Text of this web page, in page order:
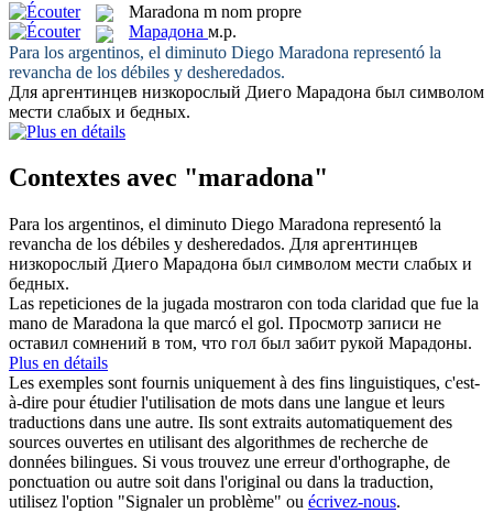
Maradona m nom propre
Марадона м.р.
Para los argentinos, el diminuto Diego Maradona representó la
revancha de los débiles y desheredados.
Для аргентинцев низкорослый Диего Марадона был символом
мести слабых и бедных.
Contextes avec "maradona"
Para los argentinos, el diminuto Diego Maradona representó la
revancha de los débiles y desheredados. Для аргентинцев
низкорослый Диего Марадона был символом мести слабых и
бедных.
Las repeticiones de la jugada mostraron con toda claridad que fue la
mano de Maradona la que marcó el gol. Просмотр записи не
оставил сомнений в том, что гол был забит рукой Марадоны.
Plus en détails
Les exemples sont fournis uniquement à des fins linguistiques, c'est-
à-dire pour étudier l'utilisation de mots dans une langue et leurs
traductions dans une autre. Ils sont extraits automatiquement des
sources ouvertes en utilisant des algorithmes de recherche de
données bilingues. Si vous trouvez une erreur d'orthographe, de
ponctuation ou autre soit dans l'original ou dans la traduction,
utilisez l'option "Signaler un problème" ou écrivez-nous.